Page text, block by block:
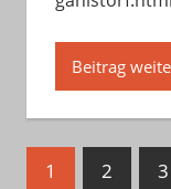
Beitrag
1 2 3